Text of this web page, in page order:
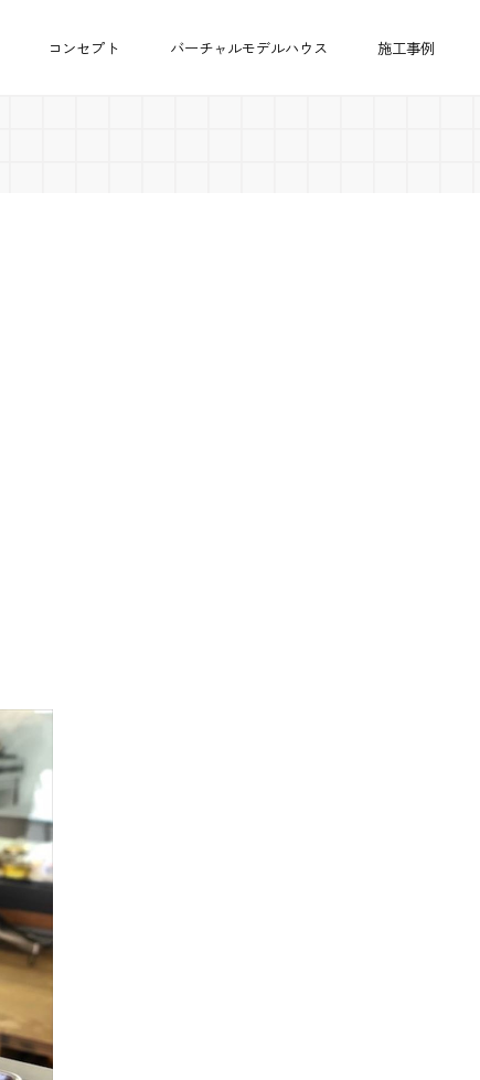
コンセプト バーチャルモデルハウス 施工事例